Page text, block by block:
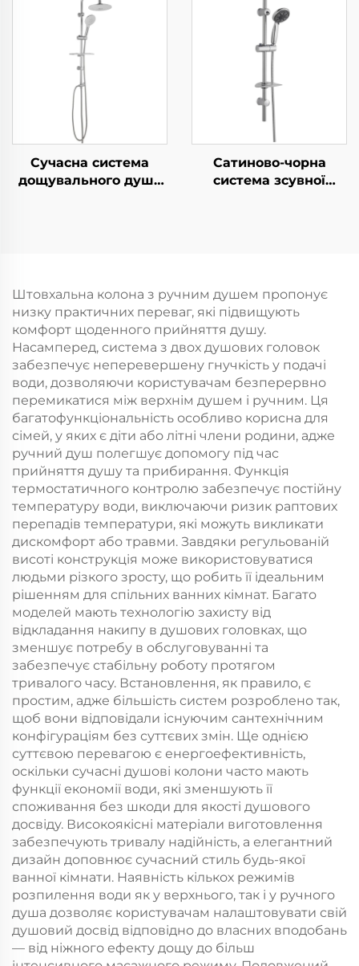
ультратовста,
довговічна
силиконова
антизабивна розсипь
для легкого
прибирання
комплект для ванної
кімнати Стінна
система душа
Комплект матового
чорного крана
Душовий набір для
ванної кімнати
Сучасна система
дощувального душу
Сатиново-чорна
система зсувної
Штовхальна колона з ручним душем пропонує
низку практичних переваг, які підвищують
комфорт щоденного прийняття душу.
Насамперед, система з двох душових головок
забезпечує неперевершену гнучкість у подачі
води, дозволяючи користувачам безперервно
перемикатися між верхнім душем і ручним. Ця
багатофункціональність особливо корисна для
сімей, у яких є діти або літні члени родини, адже
ручний душ полегшує допомогу під час
прийняття душу та прибирання. Функція
термостатичного контролю забезпечує постійну
температуру води, виключаючи ризик раптових
перепадів температури, які можуть викликати
дискомфорт або травми. Завдяки регульованій
висоті конструкція може використовуватися
людьми різкого зросту, що робить її ідеальним
рішенням для спільних ванних кімнат. Багато
моделей мають технологію захисту від
відкладання накипу в душових головках, що
зменшує потребу в обслуговуванні та
забезпечує стабільну роботу протягом
тривалого часу. Встановлення, як правило, є
простим, адже більшість систем розроблено так,
щоб вони відповідали існуючим сантехнічним
конфігураціям без суттєвих змін. Ще однією
суттєвою перевагою є енергоефективність,
оскільки сучасні душові колони часто мають
функції економії води, які зменшують її
споживання без шкоди для якості душового
досвіду. Високоякісні матеріали виготовлення
забезпечують тривалу надійність, а елегантний
дизайн доповнює сучасний стиль будь-якої
ванної кімнати. Наявність кількох режимів
розпилення води як у верхнього, так і у ручного
душа дозволяє користувачам налаштовувати свій
душовий досвід відповідно до власних вподобань
— від ніжного ефекту дощу до більш